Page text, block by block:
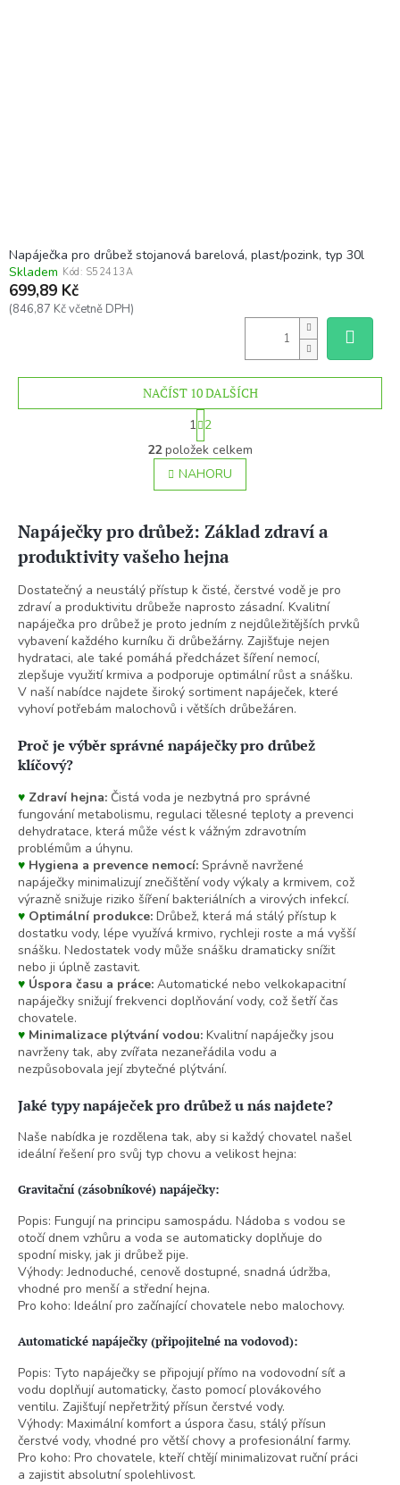
Napáječka pro drůbež stojanová barelová, plast/pozink, typ 30l
Skladem Kód: S52413A
699,89 Kč
(846,87 Kč včetně DPH)
O
v
l
á
a
c
í
r
v
k
y
v
ý
p
i
u
NAČÍST 10 DALŠÍCH
S
t
r
á
n
k
v
á
n
í
1 2
22položek celkem
NAHORU
Napáječky pro drůbež: Základ zdraví a
produktivity vašeho hejna
Dostatečný a neustálý přístup k čisté, čerstvé vodě je pro
zdraví a produktivitu drůbeže naprosto zásadní. Kvalitní
napáječka pro drůbež je proto jedním z nejdůležitějších prvků
vybavení každého kurníku či drůbežárny. Zajišťuje nejen
hydrataci, ale také pomáhá předcházet šíření nemocí,
zlepšuje využití krmiva a podporuje optimální růst a snášku.
V naší nabídce najdete široký sortiment napáječek, které
vyhoví potřebám malochovů i větších drůbežáren.
Proč je výběr správné napáječky pro drůbež
klíčový?
♥ Zdraví hejna: Čistá voda je nezbytná pro správné
fungování metabolismu, regulaci tělesné teploty a prevenci
dehydratace, která může vést k vážným zdravotním
problémům a úhynu.
♥ Hygiena a prevence nemocí: Správně navržené
napáječky minimalizují znečištění vody výkaly a krmivem, což
výrazně snižuje riziko šíření bakteriálních a virových infekcí.
♥ Optimální produkce: Drůbež, která má stálý přístup k
dostatku vody, lépe využívá krmivo, rychleji roste a má vyšší
snášku. Nedostatek vody může snášku dramaticky snížit
nebo ji úplně zastavit.
♥ Úspora času a práce: Automatické nebo velkokapacitní
napáječky snižují frekvenci doplňování vody, což šetří čas
chovatele.
♥ Minimalizace plýtvání vodou: Kvalitní napáječky jsou
navrženy tak, aby zvířata nezaneřádila vodu a
nezpůsobovala její zbytečné plýtvání.
Jaké typy napáječek pro drůbež u nás najdete?
Naše nabídka je rozdělena tak, aby si každý chovatel našel
ideální řešení pro svůj typ chovu a velikost hejna:
Gravitační (zásobníkové) napáječky:
Popis: Fungují na principu samospádu. Nádoba s vodou se
otočí dnem vzhůru a voda se automaticky doplňuje do
spodní misky, jak ji drůbež pije.
Výhody: Jednoduché, cenově dostupné, snadná údržba,
vhodné pro menší a střední hejna.
Pro koho: Ideální pro začínající chovatele nebo malochovy.
Automatické napáječky (připojitelné na vodovod):
Popis: Tyto napáječky se připojují přímo na vodovodní síť a
vodu doplňují automaticky, často pomocí plovákového
ventilu. Zajišťují nepřetržitý přísun čerstvé vody.
Výhody: Maximální komfort a úspora času, stálý přísun
čerstvé vody, vhodné pro větší chovy a profesionální farmy.
Pro koho: Pro chovatele, kteří chtějí minimalizovat ruční práci
a zajistit absolutní spolehlivost.